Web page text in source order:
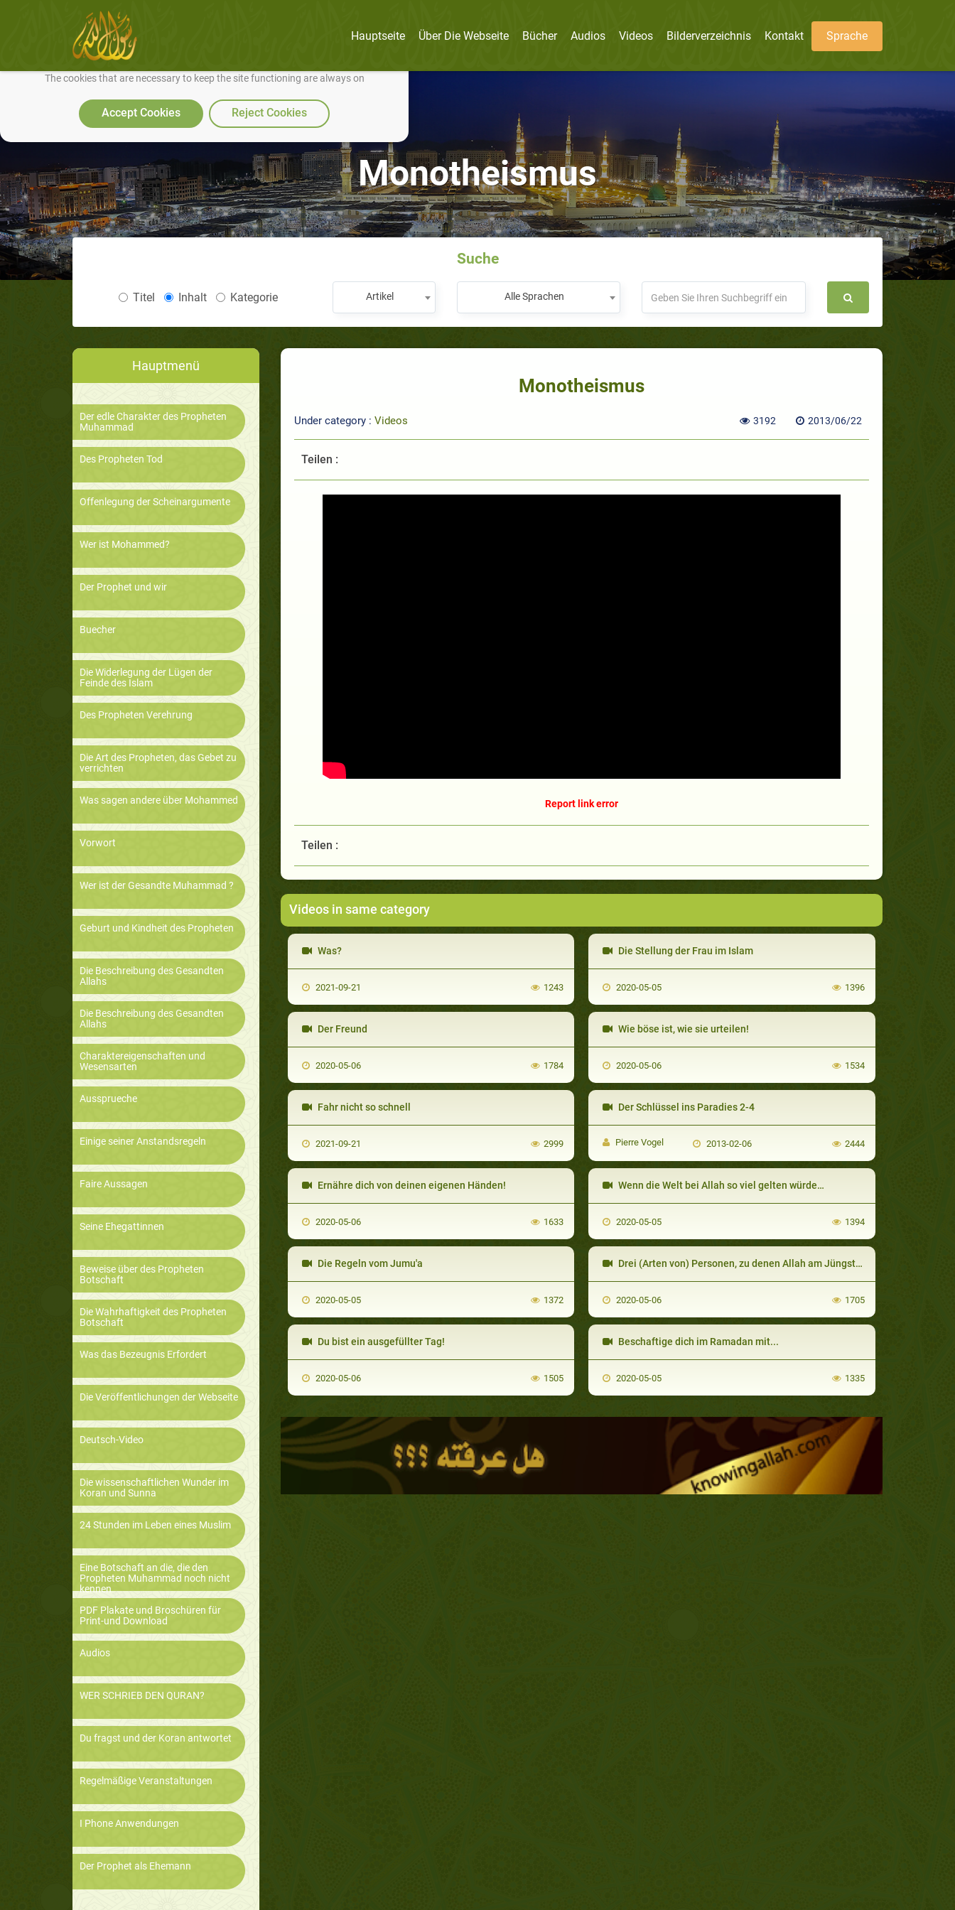
We use cookies to make our site work well for you and so we can continually improve it.
The cookies that are necessary to keep the site functioning are always on
Accept Cookies Reject Cookies
Hauptseite Über Die Webseite Bücher Audios Videos Bilderverzeichnis Kontakt Sprache
Monotheismus
Suche
Titel Inhalt Kategorie Artikel Alle Sprachen
Hauptmenü
Der edle Charakter des Propheten
Muhammad
Des Propheten Tod
Offenlegung der Scheinargumente
Wer ist Mohammed?
Der Prophet und wir
Buecher
Die Widerlegung der Lügen der
Feinde des Islam
Des Propheten Verehrung
Die Art des Propheten, das Gebet zu
verrichten
Was sagen andere über Mohammed
Vorwort
Wer ist der Gesandte Muhammad ?
Geburt und Kindheit des Propheten
Die Beschreibung des Gesandten
Allahs
Die Beschreibung des Gesandten
Allahs
Charaktereigenschaften und
Wesensarten
Aussprueche
Einige seiner Anstandsregeln
Faire Aussagen
Seine Ehegattinnen
Beweise über des Propheten
Botschaft
Die Wahrhaftigkeit des Propheten
Botschaft
Was das Bezeugnis Erfordert
Die Veröffentlichungen der Webseite
Deutsch-Video
Die wissenschaftlichen Wunder im
Koran und Sunna
24 Stunden im Leben eines Muslim
Eine Botschaft an die, die den
Propheten Muhammad noch nicht
kennen
PDF Plakate und Broschüren für
Print-und Download
Audios
WER SCHRIEB DEN QURAN?
Du fragst und der Koran antwortet
Regelmäßige Veranstaltungen
I Phone Anwendungen
Der Prophet als Ehemann
Monotheismus
Under category : Videos 3192 2013/06/22
Teilen :
Report link error
Teilen :
Videos in same category
Was?
2021-09-21 1243
Die Stellung der Frau im Islam
2020-05-05 1396
Der Freund
2020-05-06 1784
Wie böse ist, wie sie urteilen!
2020-05-06 1534
Fahr nicht so schnell
2021-09-21 2999
Der Schlüssel ins Paradies 2-4
Pierre Vogel 2013-02-06 2444
Ernähre dich von deinen eigenen Händen!
2020-05-06 1633
Wenn die Welt bei Allah so viel gelten würde…
2020-05-05 1394
Die Regeln vom Jumu'a
2020-05-05 1372
Drei (Arten von) Personen, zu denen Allah am Jüngsten Tage nicht sprechen wird.
2020-05-06 1705
Du bist ein ausgefüllter Tag!
2020-05-06 1505
Beschaftige dich im Ramadan mit...
2020-05-05 1335